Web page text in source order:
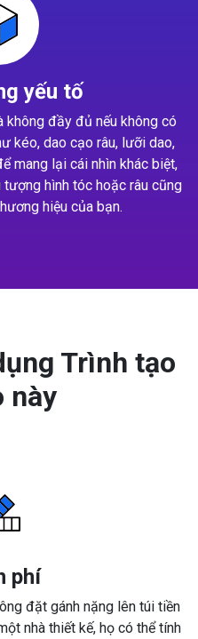
yếu tố
đầy đủ nếu không có
kéo, dao cạo râu, lưỡi dao,
mang lại cái nhìn khác biệt,
hình tóc hoặc râu cũng
hiệu của bạn.
Trình tạo
này
phí
đặt gánh nặng lên túi tiền
nhà thiết kế, họ có thể tính